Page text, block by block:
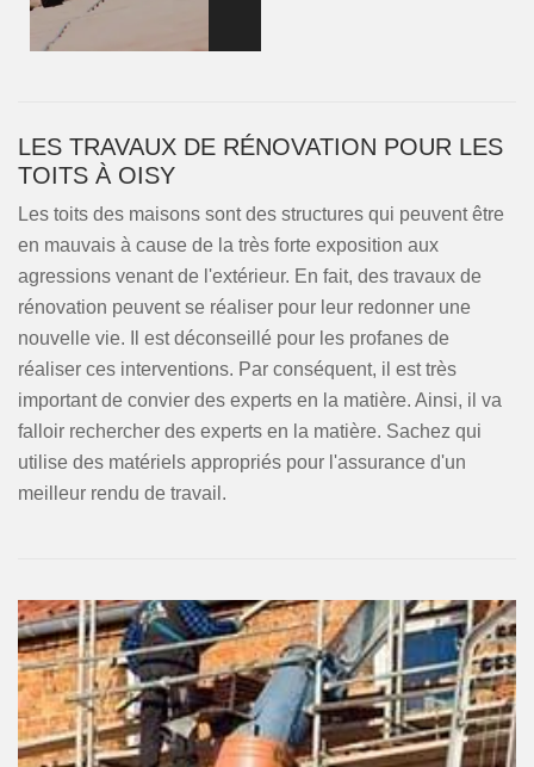
LES TRAVAUX DE RÉNOVATION POUR LES
TOITS À OISY
Les toits des maisons sont des structures qui peuvent être
en mauvais à cause de la très forte exposition aux
agressions venant de l'extérieur. En fait, des travaux de
rénovation peuvent se réaliser pour leur redonner une
nouvelle vie. Il est déconseillé pour les profanes de
réaliser ces interventions. Par conséquent, il est très
important de convier des experts en la matière. Ainsi, il va
falloir rechercher des experts en la matière. Sachez qui
utilise des matériels appropriés pour l'assurance d'un
meilleur rendu de travail.